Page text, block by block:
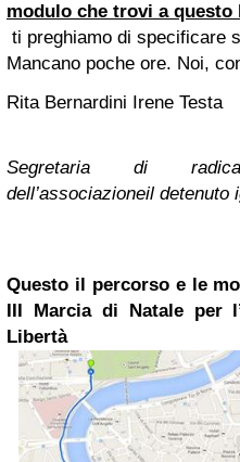
modulo che trovi a questo
ti preghiamo di specificare
Mancano poche ore. Noi,
Rita Bernardini
Irene Testa
Segretaria di
dell’associazioneil detenuto
Questo il percorso e le
III Marcia di Natale per
Libertà